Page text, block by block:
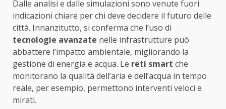
Dalle analisi e dalle simulazioni sono venute fuori
indicazioni chiare per chi deve decidere il futuro delle
città. Innanzitutto, si conferma che l’uso di
tecnologie avanzate nelle infrastrutture può
abbattere l’impatto ambientale, migliorando la
gestione di energia e acqua. Le reti smart che
monitorano la qualità dell’aria e dell’acqua in tempo
reale, per esempio, permettono interventi veloci e
mirati.